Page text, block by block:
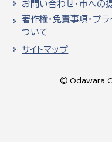
お問い合わせ・市への
著作権・免責事項・プラ
ついて
サイトマップ
© Odawara